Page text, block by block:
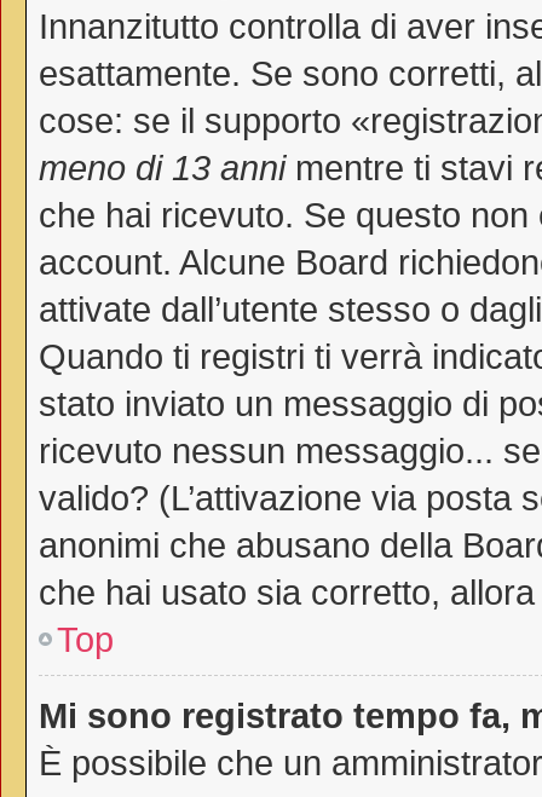
Innanzitutto controlla di aver
esattamente. Se sono corretti,
cose: se il supporto
meno di 13 annimentre ti stavi
che hai ricevuto. Se questo
account. Alcune Board
attivate dall’utente stesso o
Quando ti registri ti verrà
stato inviato un messaggio di
ricevuto nessun messaggio...
valido? (L’attivazione via posta
anonimi che abusano della
che hai usato sia corretto,
Top
Mi sono registrato tempo fa,
È possibile che un